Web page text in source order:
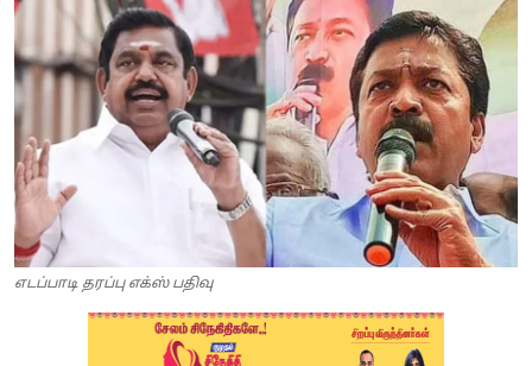
எடப்பாடி தரப்பு எக்ஸ் பதிவு